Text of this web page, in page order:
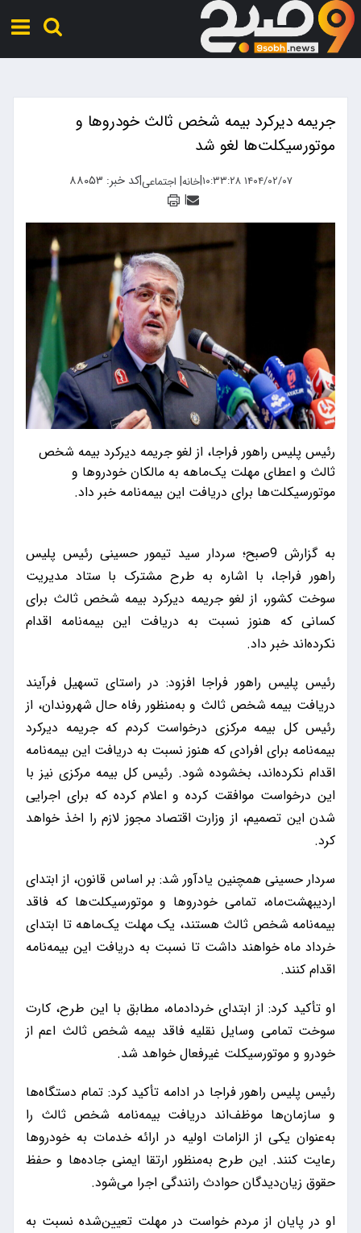
جریمه دیرکرد بیمه شخص ثالث خودروها و
موتورسیکلت‌ها لغو شد
۱۴۰۴/۰۲/۰۷ ۱۰:۳۳:۲۸ |خانه| اجتماعی|کد خبر: ۸۸۰۵۳
|
رئیس پلیس راهور فراجا، از لغو جریمه دیرکرد بیمه شخص
ثالث و اعطای مهلت یک‌ماهه به مالکان خودروها و
موتورسیکلت‌ها برای دریافت این بیمه‌نامه خبر داد.
به گزارش 9صبح؛ سردار سید تیمور حسینی رئیس پلیس
راهور فراجا، با اشاره به طرح مشترک با ستاد مدیریت
سوخت کشور، از لغو جریمه دیرکرد بیمه شخص ثالث برای
کسانی که هنوز نسبت به دریافت این بیمه‌نامه اقدام
نکرده‌اند خبر داد.
رئیس پلیس راهور فراجا افزود: در راستای تسهیل فرآیند
دریافت بیمه شخص ثالث و به‌منظور رفاه حال شهروندان، از
رئیس کل بیمه مرکزی درخواست کردم که جریمه دیرکرد
بیمه‌نامه برای افرادی که هنوز نسبت به دریافت این بیمه‌نامه
اقدام نکرده‌اند، بخشوده شود. رئیس کل بیمه مرکزی نیز با
این درخواست موافقت کرده و اعلام کرده که برای اجرایی
شدن این تصمیم، از وزارت اقتصاد مجوز لازم را اخذ خواهد
کرد.
سردار حسینی همچنین یادآور شد: بر اساس قانون، از ابتدای
اردیبهشت‌ماه، تمامی خودروها و موتورسیکلت‌ها که فاقد
بیمه‌نامه شخص ثالث هستند، یک مهلت یک‌ماهه تا ابتدای
خرداد ماه خواهند داشت تا نسبت به دریافت این بیمه‌نامه
اقدام کنند.
او تأکید کرد: از ابتدای خردادماه، مطابق با این طرح، کارت
سوخت تمامی وسایل نقلیه فاقد بیمه شخص ثالث اعم از
خودرو و موتورسیکلت غیرفعال خواهد شد.
رئیس پلیس راهور فراجا در ادامه تأکید کرد: تمام دستگاه‌ها
و سازمان‌ها موظف‌اند دریافت بیمه‌نامه شخص ثالث را
به‌عنوان یکی از الزامات اولیه در ارائه خدمات به خودروها
رعایت کنند. این طرح به‌منظور ارتقا ایمنی جاده‌ها و حفظ
حقوق زیان‌دیدگان حوادث رانندگی اجرا می‌شود.
او در پایان از مردم خواست در مهلت تعیین‌شده نسبت به